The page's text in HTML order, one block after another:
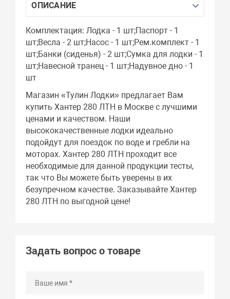
ОПИСАНИЕ
Комплектация: Лодка - 1 шт;Паспорт - 1
шт;Весла - 2 шт;Насос - 1 шт;Рем.комплект - 1
шт;Банки (сиденья) - 2 шт;Сумка для лодки - 1
шт;Навесной транец - 1 шт;Надувное дно - 1
шт
Магазин «Тулин Лодки» предлагает Вам
купить Хантер 280 ЛТН в Москве с лучшими
ценами и качеством. Наши
высококачественные лодки идеально
подойдут для поездок по воде и гребли на
моторах. Хантер 280 ЛТН проходит все
необходимые для данной продукции тесты,
так что Вы можете быть уверены в их
безупречном качестве. Заказывайте Хантер
280 ЛТН по выгодной цене!
Задать вопрос о товаре